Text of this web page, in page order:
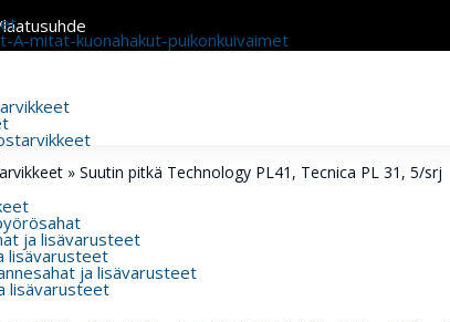
A-mitat-kuonahakut-puikonkuivaimet
ja lisävarusteet
lisävarusteet
ja lisävarusteet
lisävarusteet
» Suutin pitkä Technology PL41, Tecnica PL 31, 5/srj